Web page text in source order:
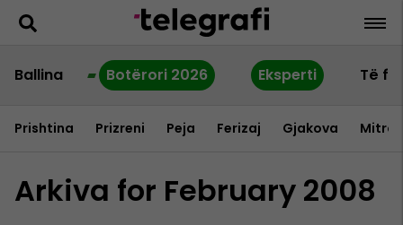
Ballina Botërori 2026 Eksperti Të
Prishtina Prizreni Peja Ferizaj Gjakova
Arkiva for February 2008